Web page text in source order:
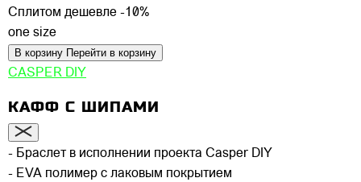
Сплитом дешевле -10%
one size
В корзину Перейти в корзину
CASPER DIY
КАФФ С ШИПАМИ
- Браслет в исполнении проекта Casper DIY
- EVA полимер с лаковым покрытием